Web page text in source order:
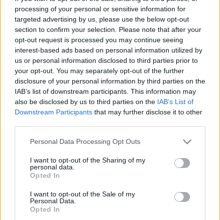
processing of your personal or sensitive information for
targeted advertising by us, please use the below opt-out
section to confirm your selection. Please note that after your
opt-out request is processed you may continue seeing
interest-based ads based on personal information utilized by
us or personal information disclosed to third parties prior to
your opt-out. You may separately opt-out of the further
disclosure of your personal information by third parties on the
IAB’s list of downstream participants. This information may
also be disclosed by us to third parties on the IAB’s List of
Downstream Participants that may further disclose it to other
Personal Data Processing Opt Outs
I want to opt-out of the Sharing of my
personal data.
Opted In
I want to opt-out of the Sale of my
Personal Data.
Opted In